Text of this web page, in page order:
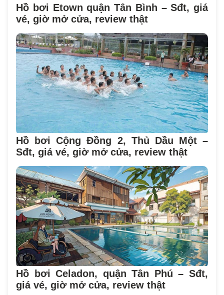
Hồ bơi Etown quận Tân Bình – Sđt, giá
vé, giờ mở cửa, review thật
Hồ bơi Cộng Đồng 2, Thủ Dầu Một –
Sđt, giá vé, giờ mở cửa, review thật
Hồ bơi Celadon, quận Tân Phú – Sđt,
giá vé, giờ mở cửa, review thật